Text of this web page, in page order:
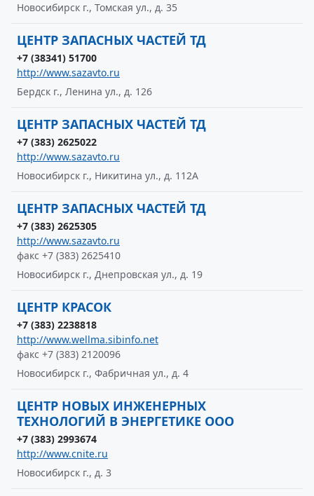
Новосибирск г., Томская ул., д. 35
ЦЕНТР ЗАПАСНЫХ ЧАСТЕЙ ТД
+7 (38341) 51700
http://www.sazavto.ru
Бердск г., Ленина ул., д. 126
ЦЕНТР ЗАПАСНЫХ ЧАСТЕЙ ТД
+7 (383) 2625022
http://www.sazavto.ru
Новосибирск г., Никитина ул., д. 112А
ЦЕНТР ЗАПАСНЫХ ЧАСТЕЙ ТД
+7 (383) 2625305
http://www.sazavto.ru
факс +7 (383) 2625410
Новосибирск г., Днепровская ул., д. 19
ЦЕНТР КРАСОК
+7 (383) 2238818
http://www.wellma.sibinfo.net
факс +7 (383) 2120096
Новосибирск г., Фабричная ул., д. 4
ЦЕНТР НОВЫХ ИНЖЕНЕРНЫХ
ТЕХНОЛОГИЙ В ЭНЕРГЕТИКЕ ООО
+7 (383) 2993674
http://www.cnite.ru
Новосибирск г., д. 3